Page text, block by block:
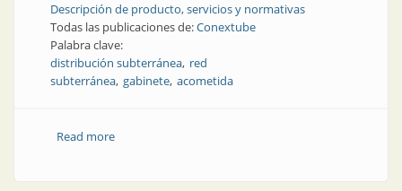
Descripción de producto, servicios y normativas
Todas las publicaciones de:Conextube
Palabra clave:
distribución subterránea red
subterránea gabinete acometida
Read moreabout Buena circulación bajo tierra